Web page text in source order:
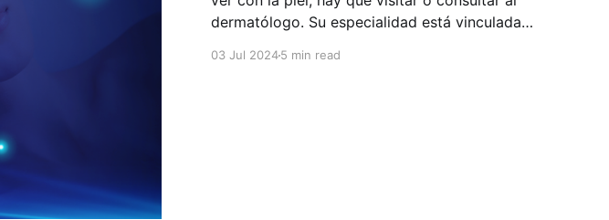
dermatólogo. Su especialidad está vinculada
03 Jul 20245 min read